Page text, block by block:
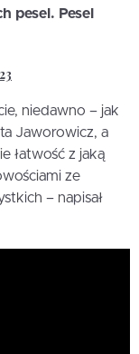
pesel. Pesel
niedawno – jak
Jaworowicz, a
łatwość z jaką
ze
– napisał